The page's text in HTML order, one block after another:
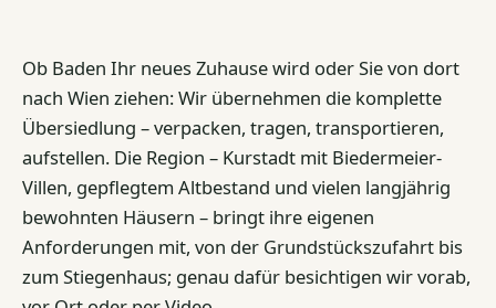
Ob Baden Ihr neues Zuhause wird oder Sie von dort
nach Wien ziehen: Wir übernehmen die komplette
Übersiedlung – verpacken, tragen, transportieren,
aufstellen. Die Region – Kurstadt mit Biedermeier-
Villen, gepflegtem Altbestand und vielen langjährig
bewohnten Häusern – bringt ihre eigenen
Anforderungen mit, von der Grundstückszufahrt bis
zum Stiegenhaus; genau dafür besichtigen wir vorab,